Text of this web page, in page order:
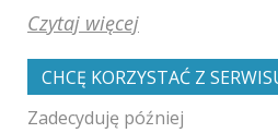
Czytaj więcej
CHCĘ KORZYSTAĆ Z
Zadecyduję później